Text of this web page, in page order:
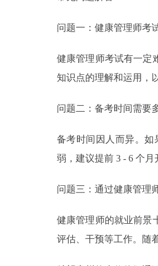
问题一：健康管理师考
健康管理师考试有一定
知识点的理解和运用，
问题二：备考时间需要
备考时间因人而异。如
弱，建议提前 3 - 6 个
问题三：通过健康管理
健康管理师的就业前景
评估、干预等工作。随